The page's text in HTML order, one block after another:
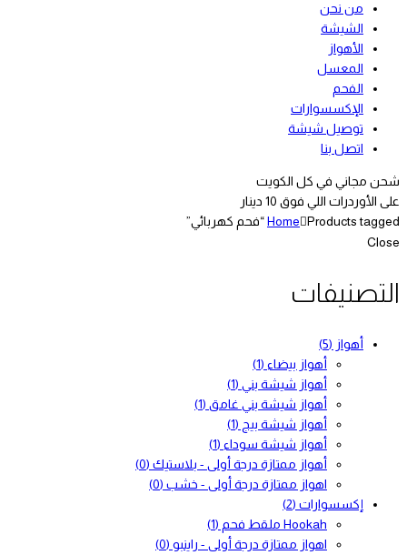
من نحن
الشيشة
الأهواز
المعسل
الفحم
الإكسسوارات
توصيل شيشة
اتصل بنا
شحن مجاني في كل الكويت
على الأوردرات اللي فوق 10 دينار
Home Products tagged “فحم كهربائي”
Close
التصنيفات
أهواز (5)
أهواز بيضاء (1)
أهواز شيشة بني (1)
أهواز شيشة بني غامق (1)
أهواز شيشة بيج (1)
أهواز شيشة سوداء (1)
أهواز ممتازة درجة أولى - بلاستيك (0)
اهواز ممتازة درجة أولى - خشب (0)
إكسسوارات (2)
Hookah ملقط فحم
(1)
اهواز ممتازة درجة أولى - راينبو (0)